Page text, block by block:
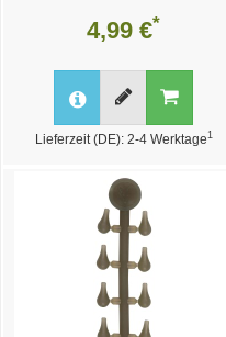
4,99 €*
Lieferzeit (DE): 2-4 Werktage1